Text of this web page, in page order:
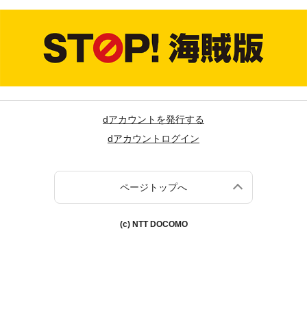
dアカウントを発行する
dアカウントログイン
ページトップへ
(c) NTT DOCOMO